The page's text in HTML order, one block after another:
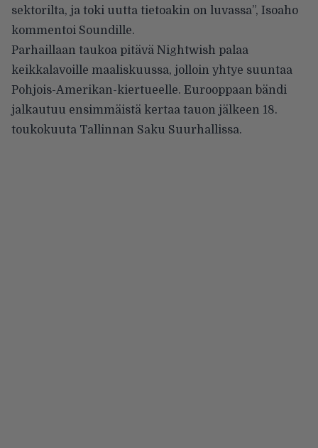
sektorilta, ja toki uutta tietoakin on luvassa”, Isoaho
kommentoi Soundille.
Parhaillaan taukoa pitävä Nightwish palaa
keikkalavoille maaliskuussa, jolloin yhtye suuntaa
Pohjois-Amerikan-kiertueelle. Eurooppaan bändi
jalkautuu ensimmäistä kertaa tauon jälkeen 18.
toukokuuta Tallinnan Saku Suurhallissa.